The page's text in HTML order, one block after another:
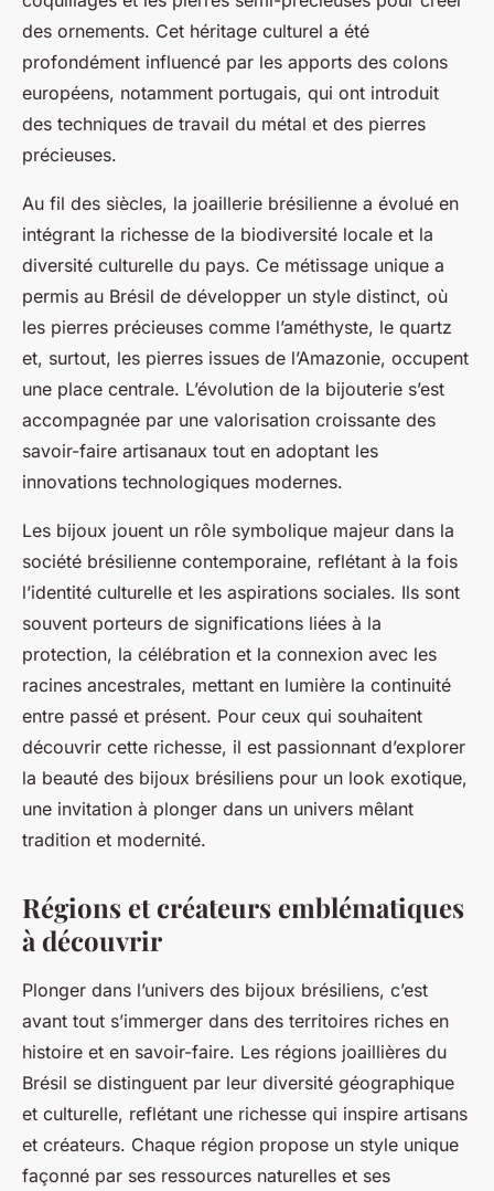
des ornements. Cet héritage culturel a été
profondément influencé par les apports des colons
européens, notamment portugais, qui ont introduit
des techniques de travail du métal et des pierres
précieuses.
Au fil des siècles, la joaillerie brésilienne a évolué en
intégrant la richesse de la biodiversité locale et la
diversité culturelle du pays. Ce métissage unique a
permis au Brésil de développer un style distinct, où
les pierres précieuses comme l’améthyste, le quartz
et, surtout, les pierres issues de l’Amazonie, occupent
une place centrale. L’évolution de la bijouterie s’est
accompagnée par une valorisation croissante des
savoir-faire artisanaux tout en adoptant les
innovations technologiques modernes.
Les bijoux jouent un rôle symbolique majeur dans la
société brésilienne contemporaine, reflétant à la fois
l’identité culturelle et les aspirations sociales. Ils sont
souvent porteurs de significations liées à la
protection, la célébration et la connexion avec les
racines ancestrales, mettant en lumière la continuité
entre passé et présent. Pour ceux qui souhaitent
découvrir cette richesse, il est passionnant d’explorer
la beauté des bijoux brésiliens pour un look exotique,
une invitation à plonger dans un univers mêlant
tradition et modernité.
Régions et créateurs emblématiques
à découvrir
Plonger dans l’univers des bijoux brésiliens, c’est
avant tout s’immerger dans des territoires riches en
histoire et en savoir-faire. Les régions joaillières du
Brésil se distinguent par leur diversité géographique
et culturelle, reflétant une richesse qui inspire artisans
et créateurs. Chaque région propose un style unique
façonné par ses ressources naturelles et ses